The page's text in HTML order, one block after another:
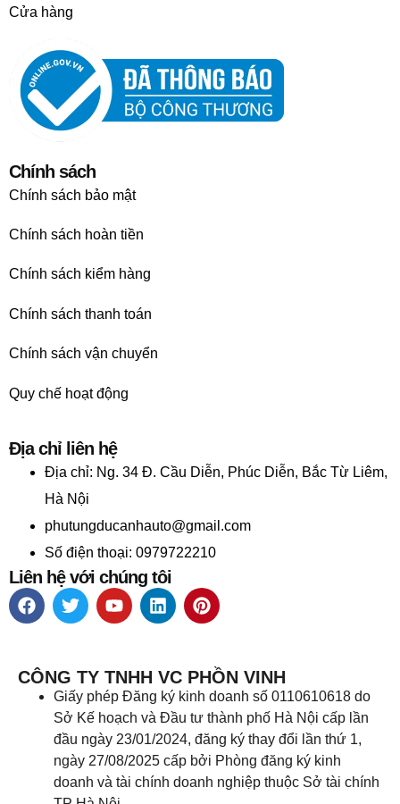
Cửa hàng
Chính sách
Chính sách bảo mật
Chính sách hoàn tiền
Chính sách kiểm hàng
Chính sách thanh toán
Chính sách vận chuyển
Quy chế hoạt động
Địa chỉ liên hệ
Địa chỉ: Ng. 34 Đ. Cầu Diễn, Phúc Diễn, Bắc Từ Liêm,
Hà Nội
phutungducanhauto@gmail.com
Số điện thoại: 0979722210
Liên hệ với chúng tôi
CÔNG TY TNHH VC PHỒN VINH
Giấy phép Đăng ký kinh doanh số 0110610618 do
Sở Kế hoạch và Đầu tư thành phố Hà Nội cấp lần
đầu ngày 23/01/2024, đăng ký thay đổi lần thứ 1,
ngày 27/08/2025 cấp bởi Phòng đăng ký kinh
doanh và tài chính doanh nghiệp thuộc Sở tài chính